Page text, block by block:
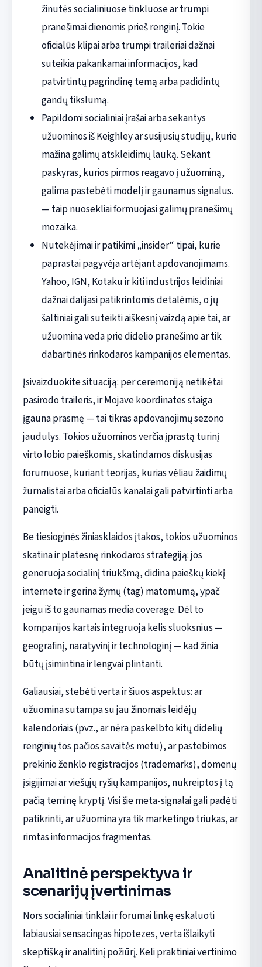
žinutės socialiniuose tinkluose ar trumpi
pranešimai dienomis prieš renginį. Tokie
oficialūs klipai arba trumpi traileriai dažnai
suteikia pakankamai informacijos, kad
patvirtintų pagrindinę temą arba padidintų
gandų tikslumą.
Papildomi socialiniai įrašai arba sekantys
užuominos iš Keighley ar susijusių studijų, kurie
mažina galimų atskleidimų lauką. Sekant
paskyras, kurios pirmos reagavo į užuominą,
galima pastebėti modelį ir gaunamus signalus.
— taip nuosekliai formuojasi galimų pranešimų
mozaika.
Nutekėjimai ir patikimi „insider“ tipai, kurie
paprastai pagyvėja artėjant apdovanojimams.
Yahoo, IGN, Kotaku ir kiti industrijos leidiniai
dažnai dalijasi patikrintomis detalėmis, o jų
šaltiniai gali suteikti aiškesnį vaizdą apie tai, ar
užuomina veda prie didelio pranešimo ar tik
dabartinės rinkodaros kampanijos elementas.
Įsivaizduokite situaciją: per ceremoniją netikėtai
pasirodo traileris, ir Mojave koordinates staiga
įgauna prasmę — tai tikras apdovanojimų sezono
jaudulys. Tokios užuominos verčia įprastą turinį
virto lobio paieškomis, skatindamos diskusijas
forumuose, kuriant teorijas, kurias vėliau žaidimų
žurnalistai arba oficialūs kanalai gali patvirtinti arba
paneigti.
Be tiesioginės žiniasklaidos įtakos, tokios užuominos
skatina ir platesnę rinkodaros strategiją: jos
generuoja socialinį triukšmą, didina paieškų kiekį
internete ir gerina žymų (tag) matomumą, ypač
jeigu iš to gaunamas media coverage. Dėl to
kompanijos kartais integruoja kelis sluoksnius —
geografinį, naratyvinį ir technologinį — kad žinia
būtų įsimintina ir lengvai plintanti.
Galiausiai, stebėti verta ir šiuos aspektus: ar
užuomina sutampa su jau žinomais leidėjų
kalendoriais (pvz., ar nėra paskelbto kitų didelių
renginių tos pačios savaitės metu), ar pastebimos
prekinio ženklo registracijos (trademarks), domenų
įsigijimai ar viešųjų ryšių kampanijos, nukreiptos į tą
pačią teminę kryptį. Visi šie meta-signalai gali padėti
patikrinti, ar užuomina yra tik marketingo triukas, ar
rimtas informacijos fragmentas.
Analitinė perspektyva ir
scenarijų įvertinimas
Nors socialiniai tinklai ir forumai linkę eskaluoti
labiausiai sensacingas hipotezes, verta išlaikyti
skeptišką ir analitinį požiūrį. Keli praktiniai vertinimo